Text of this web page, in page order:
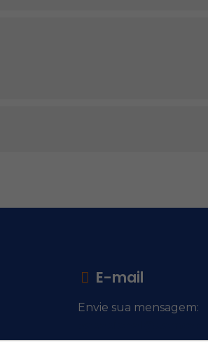
E-mail
Envie sua mensagem: